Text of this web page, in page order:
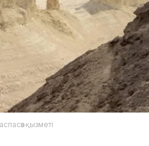
қызметі